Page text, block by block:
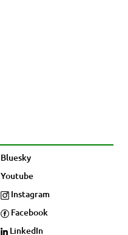
Bluesky
Youtube
Instagram
Facebook
LinkedIn